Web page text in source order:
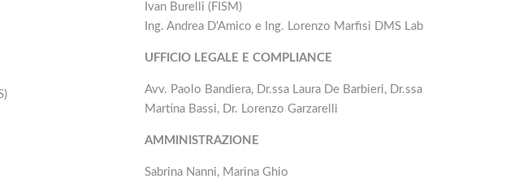
Ivan Burelli (FISM)
Ing. Andrea D'Amico e Ing. Lorenzo Marfisi DMS Lab
UFFICIO LEGALE E COMPLIANCE
Avv. Paolo Bandiera, Dr.ssa Laura De Barbieri, Dr.ssa
Martina Bassi, Dr. Lorenzo Garzarelli
AMMINISTRAZIONE
Sabrina Nanni, Marina Ghio